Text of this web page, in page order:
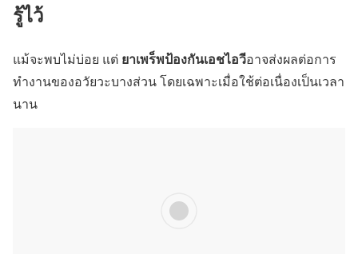
รู้ไว้
แม้จะพบไม่บ่อย แต่ ยาเพร็พป้องกันเอชไอวีอาจส่งผลต่อการ
ทำงานของอวัยวะบางส่วน โดยเฉพาะเมื่อใช้ต่อเนื่องเป็นเวลา
นาน